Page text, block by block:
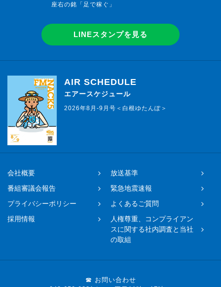
座右の銘「足で稼ぐ」
LINEスタンプを見る
AIR SCHEDULE
エアースケジュール
2026年8月-9月号＜白根ゆたんぽ＞
会社概要
放送基準
番組審議会報告
緊急地震速報
プライバシーポリシー
よくあるご質問
採用情報
人権尊重、コンプライアン
スに関する社内調査と当社
の取組
☎ お問い合わせ